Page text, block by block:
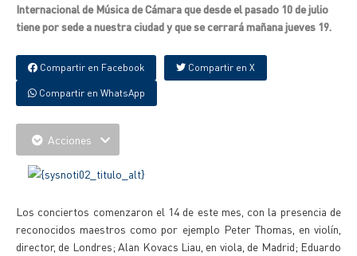
Internacional de Música de Cámara que desde el pasado 10 de julio
tiene por sede a nuestra ciudad y que se cerrará mañana jueves 19.
Compartir en Facebook Compartir en X
Compartir en WhatsApp
Acciones
Los conciertos comenzaron el 14 de este mes, con la presencia de
reconocidos maestros como por ejemplo Peter Thomas, en violín,
director, de Londres; Alan Kovacs Liau, en viola, de Madrid; Eduardo